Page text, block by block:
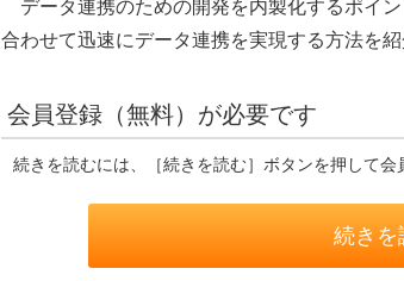
データ連携のための開発を内製化するポイ
合わせて迅速にデータ連携を実現する方法を紹
会員登録（無料）が必要です
続きを読むには、［続きを読む］ボタンを押して会
続きを